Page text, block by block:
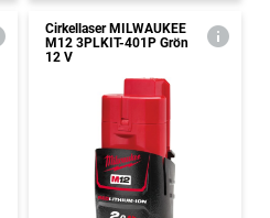
Cirkellaser MILWAUKEE
M12 3PLKIT-401P Grön
12 V